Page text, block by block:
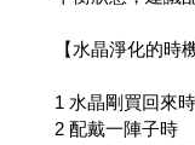
【水晶淨化的時
1 水晶剛買回來時
2 配戴一陣子時